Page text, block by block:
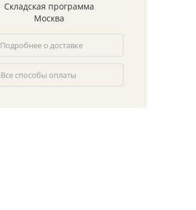
Складская программа
Москва
Подробнее о доставке
Все способы оплаты